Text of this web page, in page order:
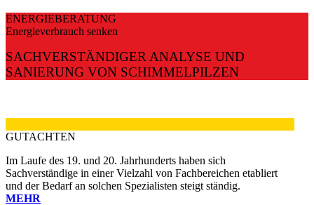
ENERGIEBERATUNG
Energieverbrauch senken
SACHVERSTÄNDIGER ANALYSE UND
SANIERUNG VON SCHIMMELPILZEN
GUTACHTEN
Im Laufe des 19. und 20. Jahrhunderts haben sich
Sachverständige in einer Vielzahl von Fachbereichen etabliert
und der Bedarf an solchen Spezialisten steigt ständig.
MEHR